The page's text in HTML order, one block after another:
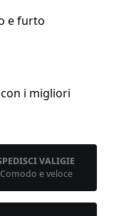
cm
e furto
i migliori
VALIGIE
Comodo e veloce